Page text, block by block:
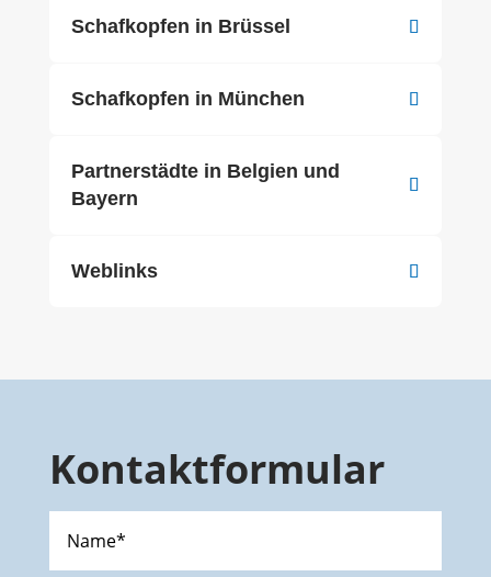
Schafkopfen in Brüssel
Schafkopfen in München
Partnerstädte in Belgien und
Bayern
Weblinks
Kontaktformular